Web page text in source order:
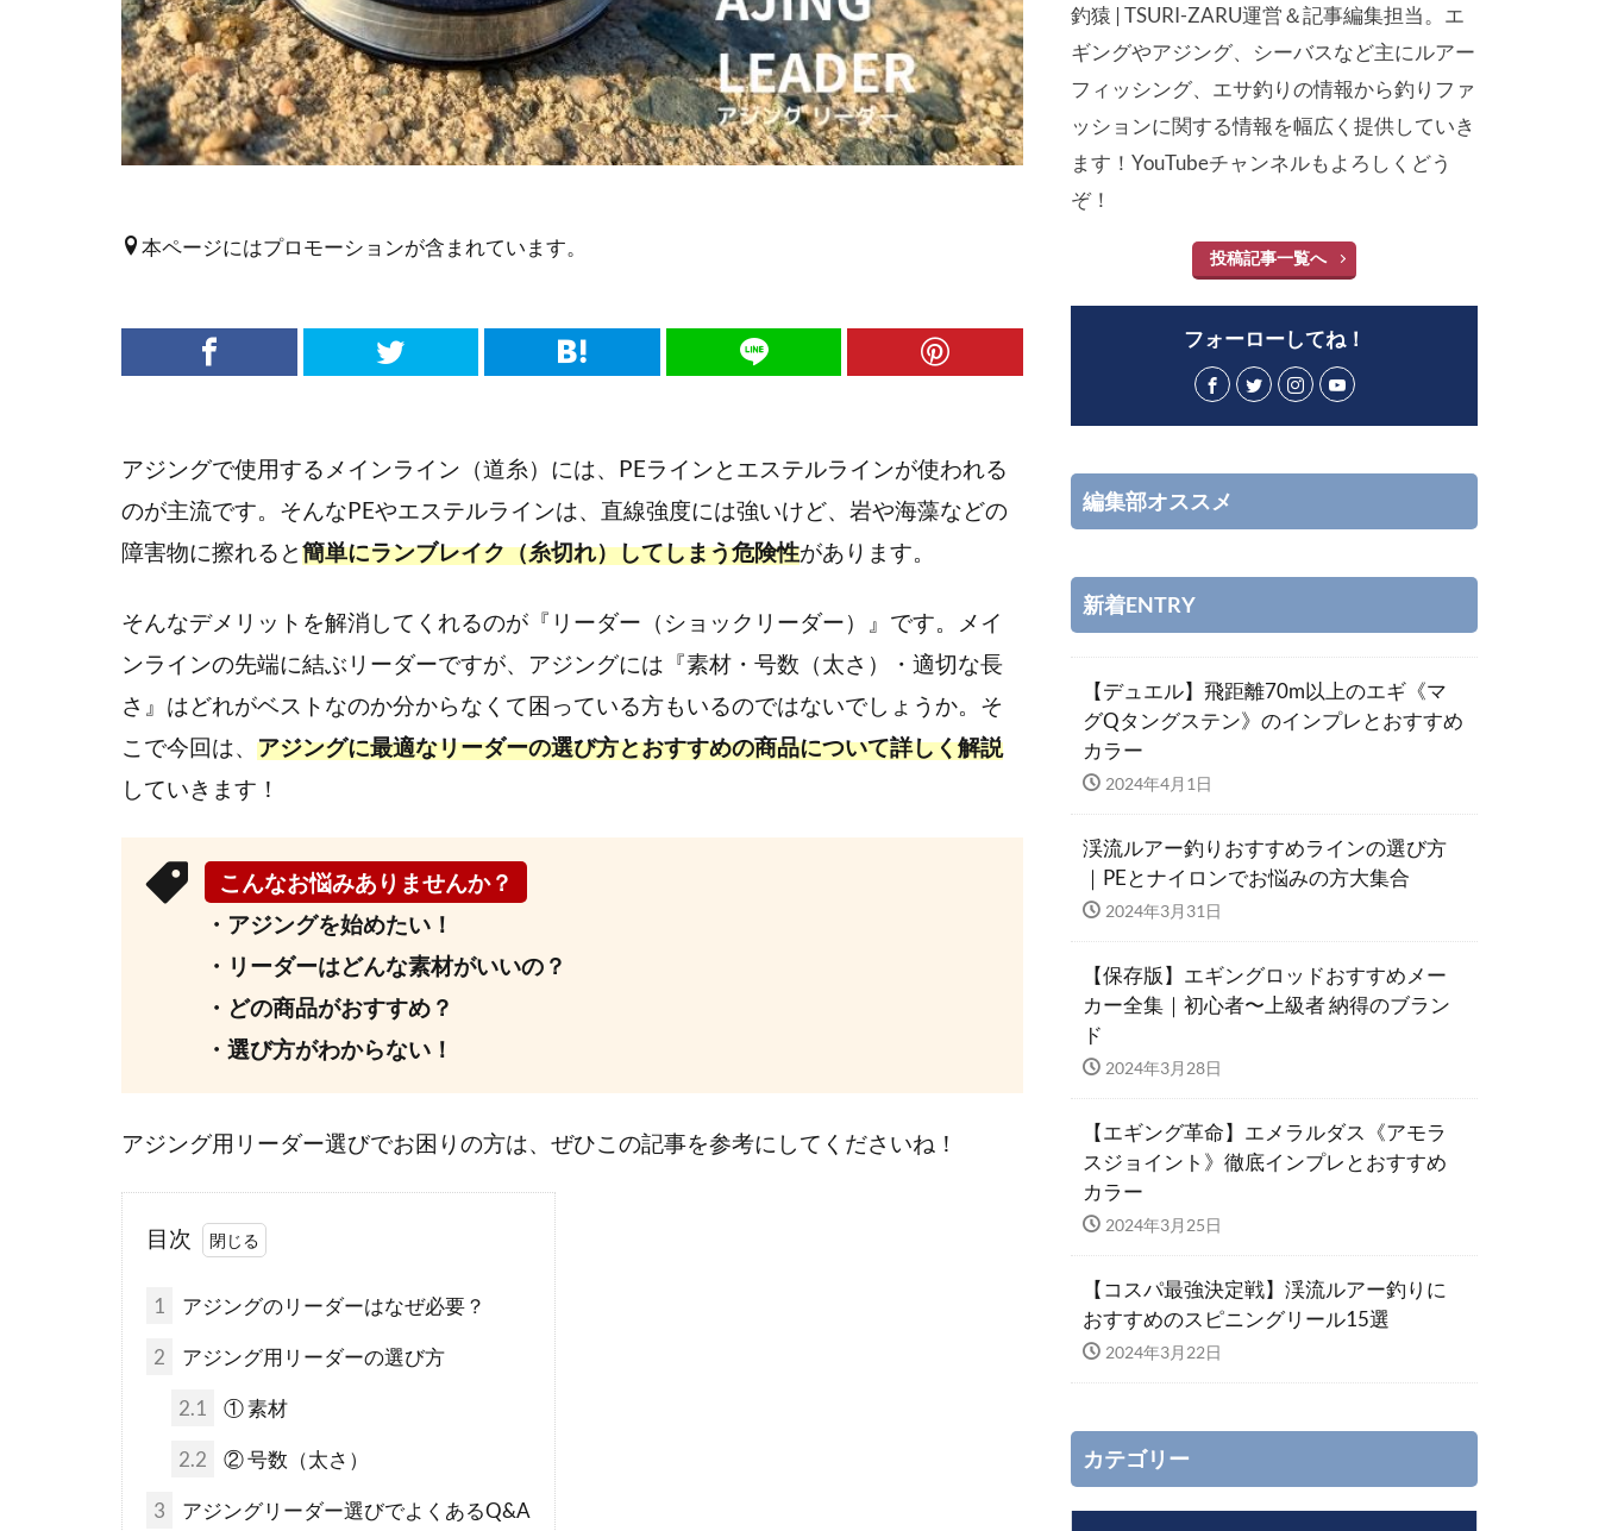
本ページにはプロモーションが含まれています。
アジングで使用するメインライン（道糸）には、PEラインとエステルラインが使われる
のが主流です。そんなPEやエステルラインは、直線強度には強いけど、岩や海藻などの
障害物に擦れると簡単にランブレイク（糸切れ）してしまう危険性があります。
そんなデメリットを解消してくれるのが『リーダー（ショックリーダー）』です。メイ
ンラインの先端に結ぶリーダーですが、アジングには『素材・号数（太さ）・適切な長
さ』はどれがベストなのか分からなくて困っている方もいるのではないでしょうか。そ
こで今回は、 アジングに最適なリーダーの選び方とおすすめの商品について詳しく解説
していきます！
こんなお悩みありませんか？
・アジングを始めたい！
・リーダーはどんな素材がいいの？
・どの商品がおすすめ？
・選び方がわからない！
アジング用リーダー選びでお困りの方は、ぜひこの記事を参考にしてくださいね！
目次
1 アジングのリーダーはなぜ必要？
2 アジング用リーダーの選び方
2.1 ① 素材
2.2 ② 号数（太さ）
3 アジングリーダー選びでよくあるQ&A
釣猿 | TSURI-ZARU運営＆記事編集担当。エ
ギングやアジング、シーバスなど主にルアー
フィッシング、エサ釣りの情報から釣りファ
ッションに関する情報を幅広く提供していき
ます！YouTubeチャンネルもよろしくどう
ぞ！
投稿記事一覧へ
フォーローしてね！
編集部オススメ
新着ENTRY
【デュエル】飛距離70m以上のエギ《マ
グQタングステン》のインプレとおすすめ
カラー
2024年4月1日
渓流ルアー釣りおすすめラインの選び方
｜PEとナイロンでお悩みの方大集合
2024年3月31日
【保存版】エギングロッドおすすめメー
カー全集｜初心者〜上級者 納得のブラン
ド
2024年3月28日
【エギング革命】エメラルダス《アモラ
スジョイント》徹底インプレとおすすめ
カラー
2024年3月25日
【コスパ最強決定戦】渓流ルアー釣りに
おすすめのスピニングリール15選
2024年3月22日
カテゴリー